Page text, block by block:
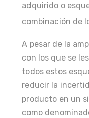
adquirido o
combinación de
A pesar de la
con los que se
todos estos
reducir la
producto en un
como